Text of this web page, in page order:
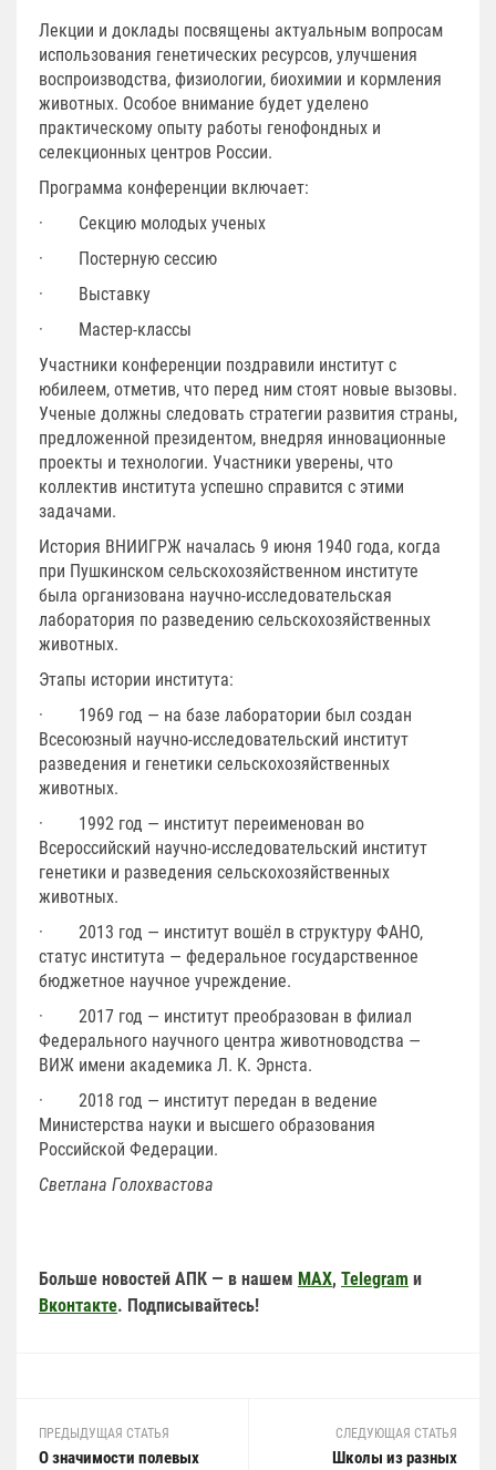
Лекции и доклады посвящены актуальным вопросам
использования генетических ресурсов, улучшения
воспроизводства, физиологии, биохимии и кормления
животных. Особое внимание будет уделено
практическому опыту работы генофондных и
селекционных центров России.
Программа конференции включает:
· Секцию молодых ученых
· Постерную сессию
· Выставку
· Мастер-классы
Участники конференции поздравили институт с
юбилеем, отметив, что перед ним стоят новые вызовы.
Ученые должны следовать стратегии развития страны,
предложенной президентом, внедряя инновационные
проекты и технологии. Участники уверены, что
коллектив института успешно справится с этими
задачами.
История ВНИИГРЖ началась 9 июня 1940 года, когда
при Пушкинском сельскохозяйственном институте
была организована научно-исследовательская
лаборатория по разведению сельскохозяйственных
животных.
Этапы истории института:
· 1969 год — на базе лаборатории был создан
Всесоюзный научно-исследовательский институт
разведения и генетики сельскохозяйственных
животных.
· 1992 год — институт переименован во
Всероссийский научно-исследовательский институт
генетики и разведения сельскохозяйственных
животных.
· 2013 год — институт вошёл в структуру ФАНО,
статус института — федеральное государственное
бюджетное научное учреждение.
· 2017 год — институт преобразован в филиал
Федерального научного центра животноводства —
ВИЖ имени академика Л. К. Эрнста.
· 2018 год — институт передан в ведение
Министерства науки и высшего образования
Российской Федерации.
Светлана Голохвастова
Больше новостей АПК — в нашем MAX, Telegram и
Вконтакте. Подписывайтесь!
ПРЕДЫДУЩАЯ СТАТЬЯ
О значимости полевых
СЛЕДУЮЩАЯ СТАТЬЯ
Школы из разных